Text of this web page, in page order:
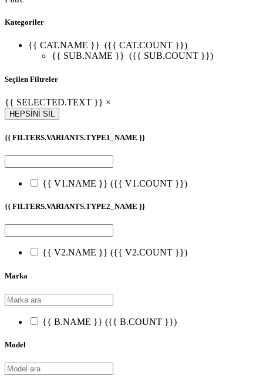
Kategoriler
{{ CAT.NAME }} ({{ CAT.COUNT }})
{{ SUB.NAME }} ({{ SUB.COUNT }})
Seçilen Filtreler
{{ SELECTED.TEXT }} ×
HEPSİNİ SİL
{{ FILTERS.VARIANTS.TYPE1_NAME }}
{{ V1.NAME }} ({{ V1.COUNT }})
{{ FILTERS.VARIANTS.TYPE2_NAME }}
{{ V2.NAME }} ({{ V2.COUNT }})
Marka
{{ B.NAME }} ({{ B.COUNT }})
Model